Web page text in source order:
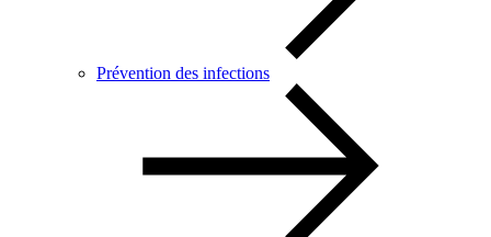
Prévention des infections